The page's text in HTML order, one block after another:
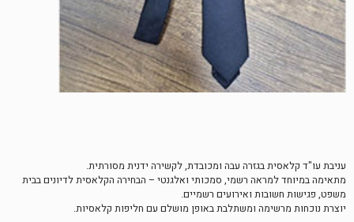
עניבת עו"ד קלאסית בגזרה עבה ומכובדת, לקשירה ידנית מסורתית.
מתאימה במיוחד למראה רשמי, סמכותי ואלגנטי – הבחירה הקלאסית לדיונים בבית
משפט, פגישות חשובות ואירועים רשמיים.
יוצרת נוכחות מרשימה ומשתלבת באופן מושלם עם חליפות קלאסיות.